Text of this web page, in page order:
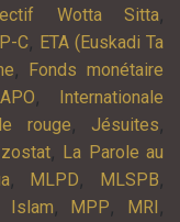
Wotta Sitta,
C, ETA (Euskadi Ta
,
Fonds monétaire
,
Internationale
rouge, Jésuites,
, La Parole au
, MLPD, MLSPB,
Islam, MPP, MRI ,